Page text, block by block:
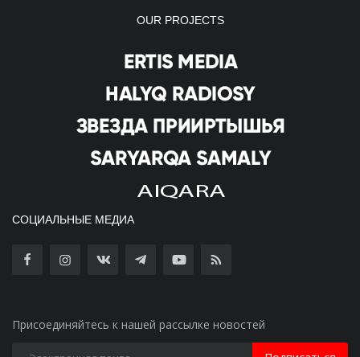
OUR PROJECTS
СОЦИАЛЬНЫЕ МЕДИА
Присоединяйтесь к нашей рассылке новостей